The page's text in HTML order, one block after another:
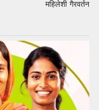
महिलेशी गैरवर्तन